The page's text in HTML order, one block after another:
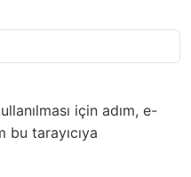
için adım, e-
tarayıcıya